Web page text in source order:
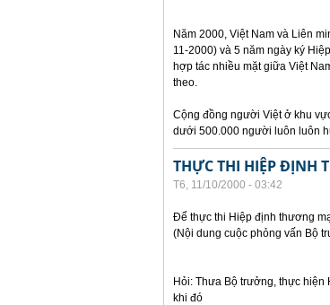
Năm 2000, Việt Nam và Liên
11-2000) và 5 năm ngày ký
hợp tác nhiều mặt giữa Việt
theo.
Cộng đồng người Việt ở khu
dưới 500.000 người luôn luôn
THỰC THI HIỆP ĐỊNH
T6, 11/10/2000 - 03:42
Để thực thi Hiệp định thương
(Nội dung cuộc phỏng vấn Bộ
Hỏi: Thưa Bộ trưởng, thực
khi đó